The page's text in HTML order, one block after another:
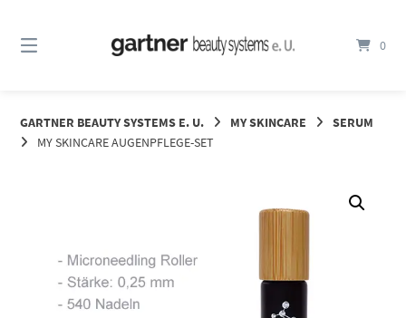
Inhalt
0
GARTNER BEAUTY SYSTEMS E. U. MY SKINCARE
SERUM
MY SKINCARE AUGENPFLEGE-SET